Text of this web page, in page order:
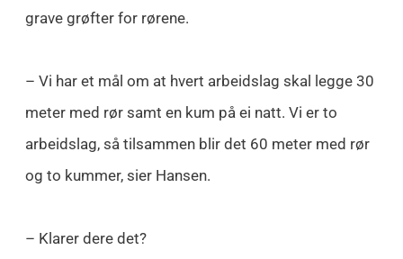
grave grøfter for rørene.
– Vi har et mål om at hvert arbeidslag skal legge 30
meter med rør samt en kum på ei natt. Vi er to
arbeidslag, så tilsammen blir det 60 meter med rør
og to kummer, sier Hansen.
– Klarer dere det?